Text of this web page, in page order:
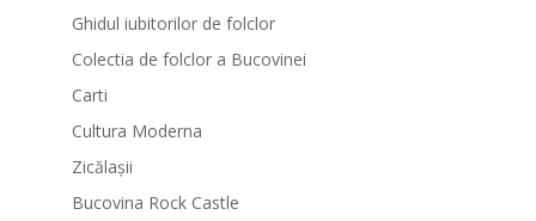
Ghidul iubitorilor de folclor
Colectia de folclor a Bucovinei
Carti
Cultura Moderna
Zicălașii
Bucovina Rock Castle